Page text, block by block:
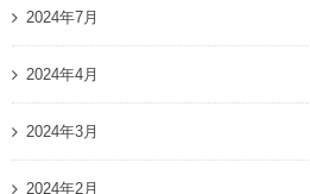
2024年7月
2024年4月
2024年3月
2024年2月